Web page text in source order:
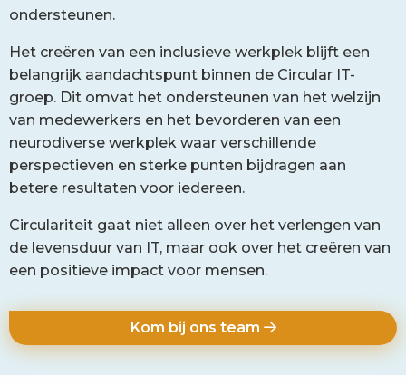
ondersteunen.
Het creëren van een inclusieve werkplek blijft een
belangrijk aandachtspunt binnen de Circular IT-
groep. Dit omvat het ondersteunen van het welzijn
van medewerkers en het bevorderen van een
neurodiverse werkplek waar verschillende
perspectieven en sterke punten bijdragen aan
betere resultaten voor iedereen.
Circulariteit gaat niet alleen over het verlengen van
de levensduur van IT, maar ook over het creëren van
een positieve impact voor mensen.
Kom bij ons team